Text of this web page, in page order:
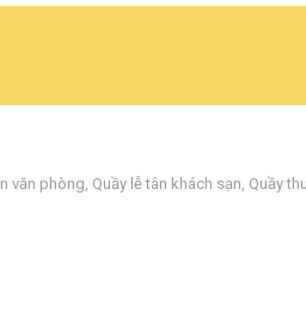
văn phòng, Quầy lễ tân khách sạn, Quầy